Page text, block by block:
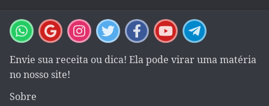
Envie sua receita ou dica! Ela pode virar uma matéria
no nosso site!
Sobre